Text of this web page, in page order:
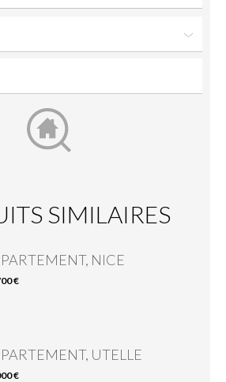
SIMILAIRES
NICE
€
UTELLE
€